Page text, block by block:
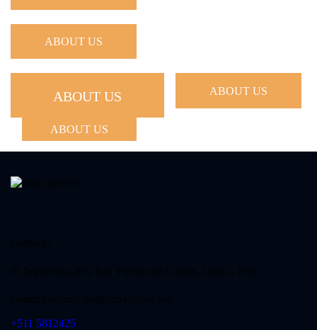
ABOUT US
ABOUT US ABOUT US
ABOUT US
+511 5812425